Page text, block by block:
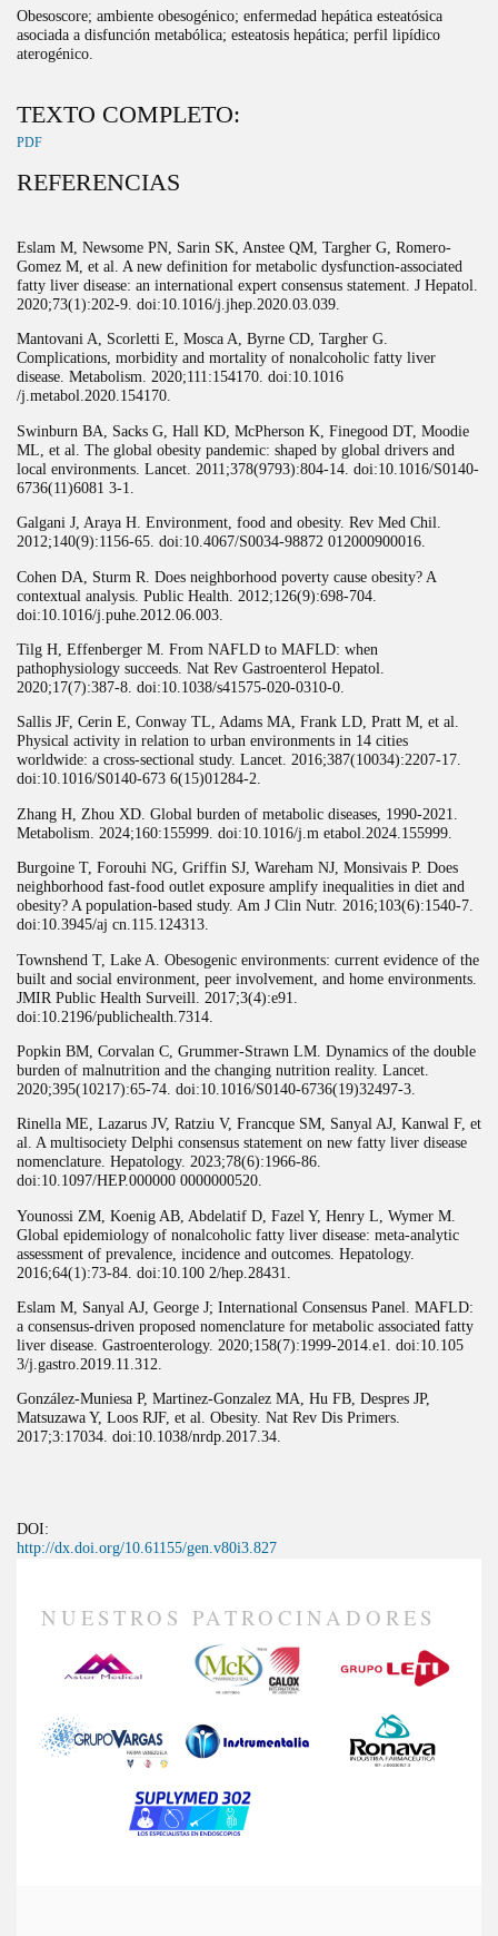
Obesoscore; ambiente obesogénico; enfermedad hepática esteatósica
asociada a disfunción metabólica; esteatosis hepática; perfil lipídico
aterogénico.
TEXTO COMPLETO:
PDF
REFERENCIAS
Eslam M, Newsome PN, Sarin SK, Anstee QM, Targher G, Romero-
Gomez M, et al. A new definition for metabolic dysfunction-associated
fatty liver disease: an international expert consensus statement. J Hepatol.
2020;73(1):202-9. doi:10.1016/j.jhep.2020.03.039.
Mantovani A, Scorletti E, Mosca A, Byrne CD, Targher G.
Complications, morbidity and mortality of nonalcoholic fatty liver
disease. Metabolism. 2020;111:154170. doi:10.1016
/j.metabol.2020.154170.
Swinburn BA, Sacks G, Hall KD, McPherson K, Finegood DT, Moodie
ML, et al. The global obesity pandemic: shaped by global drivers and
local environments. Lancet. 2011;378(9793):804-14. doi:10.1016/S0140-
6736(11)6081 3-1.
Galgani J, Araya H. Environment, food and obesity. Rev Med Chil.
2012;140(9):1156-65. doi:10.4067/S0034-98872 012000900016.
Cohen DA, Sturm R. Does neighborhood poverty cause obesity? A
contextual analysis. Public Health. 2012;126(9):698-704.
doi:10.1016/j.puhe.2012.06.003.
Tilg H, Effenberger M. From NAFLD to MAFLD: when
pathophysiology succeeds. Nat Rev Gastroenterol Hepatol.
2020;17(7):387-8. doi:10.1038/s41575-020-0310-0.
Sallis JF, Cerin E, Conway TL, Adams MA, Frank LD, Pratt M, et al.
Physical activity in relation to urban environments in 14 cities
worldwide: a cross-sectional study. Lancet. 2016;387(10034):2207-17.
doi:10.1016/S0140-673 6(15)01284-2.
Zhang H, Zhou XD. Global burden of metabolic diseases, 1990-2021.
Metabolism. 2024;160:155999. doi:10.1016/j.m etabol.2024.155999.
Burgoine T, Forouhi NG, Griffin SJ, Wareham NJ, Monsivais P. Does
neighborhood fast-food outlet exposure amplify inequalities in diet and
obesity? A population-based study. Am J Clin Nutr. 2016;103(6):1540-7.
doi:10.3945/aj cn.115.124313.
Townshend T, Lake A. Obesogenic environments: current evidence of the
built and social environment, peer involvement, and home environments.
JMIR Public Health Surveill. 2017;3(4):e91.
doi:10.2196/publichealth.7314.
Popkin BM, Corvalan C, Grummer-Strawn LM. Dynamics of the double
burden of malnutrition and the changing nutrition reality. Lancet.
2020;395(10217):65-74. doi:10.1016/S0140-6736(19)32497-3.
Rinella ME, Lazarus JV, Ratziu V, Francque SM, Sanyal AJ, Kanwal F, et
al. A multisociety Delphi consensus statement on new fatty liver disease
nomenclature. Hepatology. 2023;78(6):1966-86.
doi:10.1097/HEP.000000 0000000520.
Younossi ZM, Koenig AB, Abdelatif D, Fazel Y, Henry L, Wymer M.
Global epidemiology of nonalcoholic fatty liver disease: meta-analytic
assessment of prevalence, incidence and outcomes. Hepatology.
2016;64(1):73-84. doi:10.100 2/hep.28431.
Eslam M, Sanyal AJ, George J; International Consensus Panel. MAFLD:
a consensus-driven proposed nomenclature for metabolic associated fatty
liver disease. Gastroenterology. 2020;158(7):1999-2014.e1. doi:10.105
3/j.gastro.2019.11.312.
González-Muniesa P, Martinez-Gonzalez MA, Hu FB, Despres JP,
Matsuzawa Y, Loos RJF, et al. Obesity. Nat Rev Dis Primers.
2017;3:17034. doi:10.1038/nrdp.2017.34.
DOI:
http://dx.doi.org/10.61155/gen.v80i3.827
NUESTROS PATROCINADORES